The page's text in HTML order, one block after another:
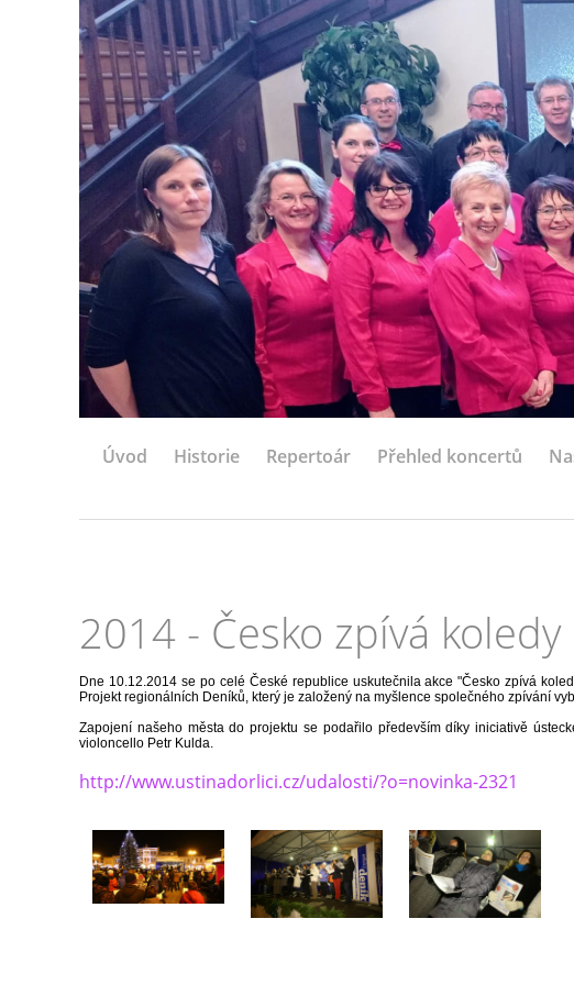
Úvod Historie Repertoár Přehled koncertů
2014 - Česko zpívá
Dne 10.12.2014 se po celé České republice uskutečnila akce "Česko zpívá
Projekt regionálních Deníků, který je založený na myšlence společného zpívání
Zapojení našeho města do projektu se podařilo především díky iniciativě
violoncello Petr Kulda.
http://www.ustinadorlici.cz/udalosti/?o=novinka-2321